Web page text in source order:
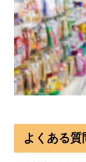
よくある質